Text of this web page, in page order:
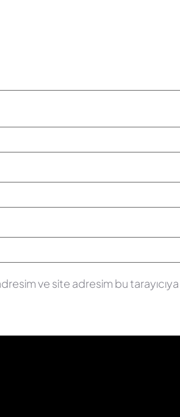
ve site adresim bu